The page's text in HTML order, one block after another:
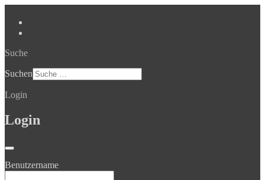
Suche
Suchen
Login
Login
Benutzername